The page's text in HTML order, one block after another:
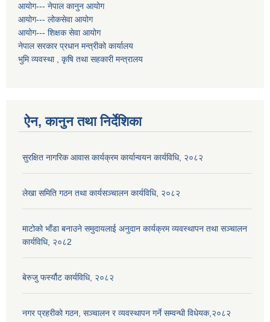
आयोग--- नेपाल कानुन आयोग
आयोग--- लोकसेवा आयोग
आयोग--- शिक्षक सेवा आयोग
नेपाल सरकार प्रधान मन्त्रीको कार्यालय
भुमि व्यवस्था , कृषि तथा सहकारी मन्त्रालय
ऐन, कानुन तथा निर्देशिका
सुरक्षित नागरिक आवास कार्यक्रम कार्यान्वयन कार्यविधि, २०८२
लेखा समिति गठन तथा कार्यसञ्चालन कार्यविधि, २०८२
माटोको भाँडा बनाउने समुदायलाई अनुदान कार्यक्रम व्यवस्थापन तथा सञ्चालन
कार्यविधि, २०८2
बेरुजु फर्स्यौट कार्यविधि, २०८२
नगर प्रहरीको गठन, सञ्चालन र व्यवस्थापन गर्ने सम्वन्धी विधेयक,२०८२